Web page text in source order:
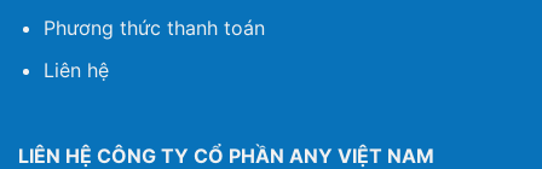
Phương thức thanh toán
Liên hệ
LIÊN HỆ CÔNG TY CỔ PHẦN ANY VIỆT NAM